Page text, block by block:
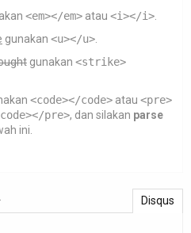
<em></em> atau <i></i>
gunakan <u></u>
gunakan <strike>
<code></code> atau <pre>
pre>, dan silakan parse
ini.
Disqus